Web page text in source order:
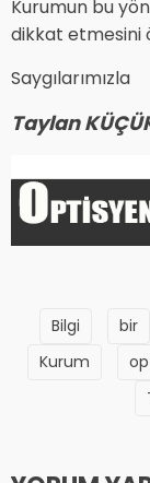
Kurumun bu
dikkat etmesini
Saygılarımızla
Taylan
Bilgi bir
Kurum